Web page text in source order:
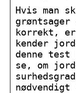
Hvis man
korrekt,
kender
denne test
se, om